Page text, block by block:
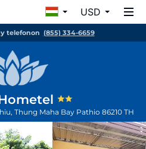
USD
telefonon (855) 334-6659
Thung Maha Bay Pathio 86210 TH